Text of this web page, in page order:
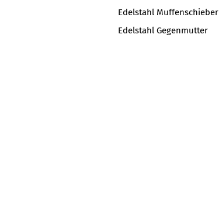
Edelstahl Muffenschieber
Edelstahl Gegenmutter